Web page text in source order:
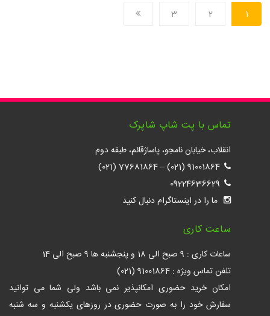
1
2
3
تماس با پت شاپ شاپرک
انقلاب، خیابان نامجو، پاساژقائم، طبقه دوم
91001864 (021)
–
77681864 (021)
09224636629
ما را در اینستاگرام دنبال کنید
ساعت کاری
ساعات کاری : 9 صبح الی 18 و پنجشنبه ها 9 صبح الی 14
تلفن تماس ویژه : 91001864 (021)
امکان خرید حضوری امکانپذیر نمی باشد ولی شما می توانید
سفارش خود را به صورت حضوری در روزهای یکشنبه و سه شنبه